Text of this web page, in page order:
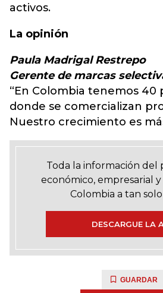
activos.
La opinión
Paula Madrigal Restrepo
Gerente de marcas
“En Colombia tenemos 40
donde se comercializan
Nuestro crecimiento es
Toda la información del
económico, empresarial
Colombia a tan
DESCARGUE LA
GUARDAR